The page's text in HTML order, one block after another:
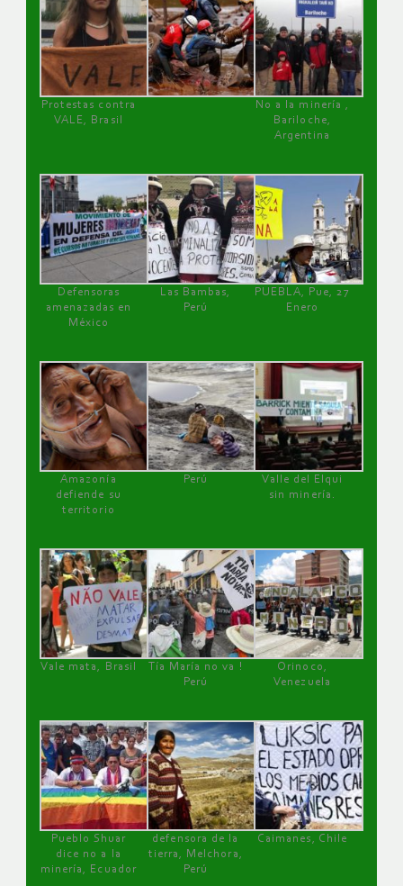
Protestas contra
VALE, Brasil
No a la minería ,
Bariloche,
Argentina
Defensoras
amenazadas en
México
Las Bambas,
Perú
PUEBLA, Pue, 27
Enero
Amazonía
defiende su
territorio
Perú
Valle del Elqui
sin minería.
Vale mata, Brasil
Tía María no va !
Perú
Orinoco,
Venezuela
Pueblo Shuar
dice no a la
minería, Ecuador
defensora de la
tierra, Melchora,
Perú
Caimanes, Chile